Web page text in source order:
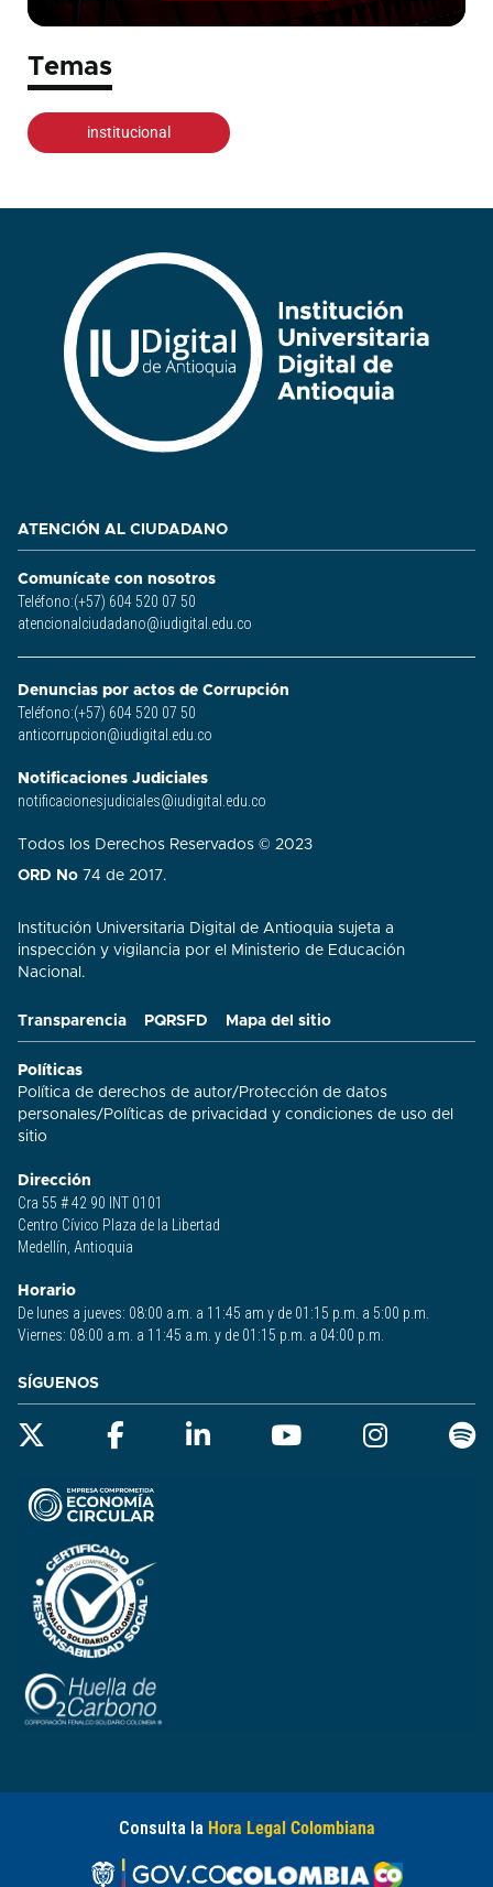
Temas
institucional
Transparencia PQRSFD Mapa del sitio
Políticas
Política de derechos de autor/Protección de datos
personales/Políticas de privacidad y condiciones de uso del
sitio​
Dirección
Cra 55 # 42 90 INT 0101
Centro Cívico Plaza de la Libertad
Medellín, Antioquia
Horario
De lunes a jueves: 08:00 a.m. a 11:45 am y de 01:15 p.m. a 5:00 p.m.
Viernes: 08:00 a.m. a 11:45 a.m. y de 01:15 p.m. a 04:00 p.m.
ATENCIÓN AL CIUDADANO
Comunícate con nosotros
Teléfono:(+57) 604 520 07 50
atencionalciudadano@iudigital.edu.co
Denuncias por actos de Corrupción
Teléfono:(+57) 604 520 07 50
anticorrupcion@iudigital.edu.co
Notificaciones Judiciales
notificacionesjudiciales@iudigital.edu.co
Todos los Derechos Reservados © 2023
ORD No 74 de 2017.
Institución Universitaria Digital de Antioquia sujeta a
inspección y vigilancia por el Ministerio de Educación
Nacional.
SÍGUENOS
Consulta la Hora Legal Colombiana